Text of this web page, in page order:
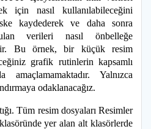
için nasıl kullanılabileceğini
kaydederek ve daha sonra
verileri nasıl önbelleğe
Bu örnek, bir küçük resim
grafik rutinlerin kapsamlı
Yalnızca
odaklanacağız.
Tüm resim dosyaları Resimler
yer alan alt klasörlerde